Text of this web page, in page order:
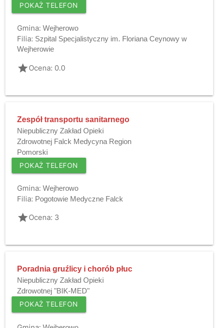
POKAŻ TELEFON
Gmina: Wejherowo
Filia: Szpital Specjalistyczny im. Floriana Ceynowy w
Wejherowie
gradeOcena: 0.0
Zespół transportu sanitarnego
Niepubliczny Zakład Opieki
Zdrowotnej Falck Medycyna Region
Pomorski
POKAŻ TELEFON
Gmina: Wejherowo
Filia: Pogotowie Medyczne Falck
gradeOcena: 3
Poradnia gruźlicy i chorób płuc
Niepubliczny Zakład Opieki
Zdrowotnej "BIK-MED"
POKAŻ TELEFON